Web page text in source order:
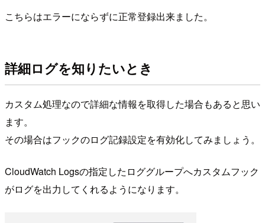
こちらはエラーにならずに正常登録出来ました。
詳細ログを知りたいとき
カスタム処理なので詳細な情報を取得した場合もあると思い
ます。
その場合はフックのログ記録設定を有効化してみましょう。
CloudWatch Logsの指定したロググループへカスタムフック
がログを出力してくれるようになります。